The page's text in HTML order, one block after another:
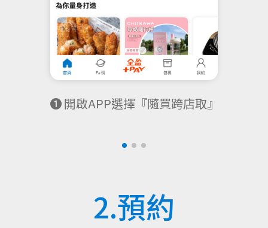
❶ 開啟APP選擇『隨買跨店取』
2.預約